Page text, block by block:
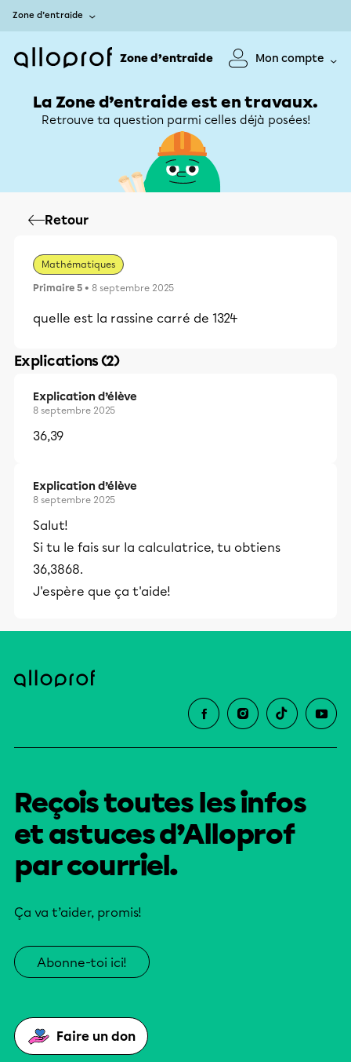
Zone d’entraide
Zone d’entraide Mon compte
La Zone d’entraide est en travaux.
Retrouve ta question parmi celles déjà posées!
Retour
Mathématiques
Primaire 5 • 8 septembre 2025
quelle est la rassine carré de 1324
Explications (2)
Explication d’élève
8 septembre 2025
36,39
Explication d’élève
8 septembre 2025
Salut!
Si tu le fais sur la calculatrice, tu obtiens
36,3868.
J'espère que ça t'aide!
Reçois toutes les infos
et astuces d’Alloprof
par courriel.
Ça va t’aider, promis!
Abonne-toi ici!
Faire un don